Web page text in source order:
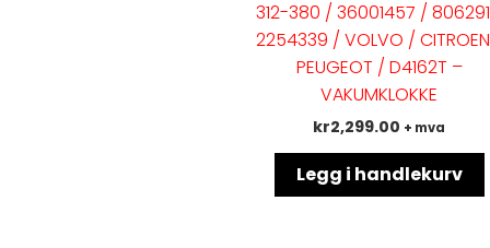
312-380 / 36001457 /
2254339 / VOLVO /
PEUGEOT / D4162T –
VAKUMKLOKKE
kr2,299.00 + mva
Legg i handlekurv